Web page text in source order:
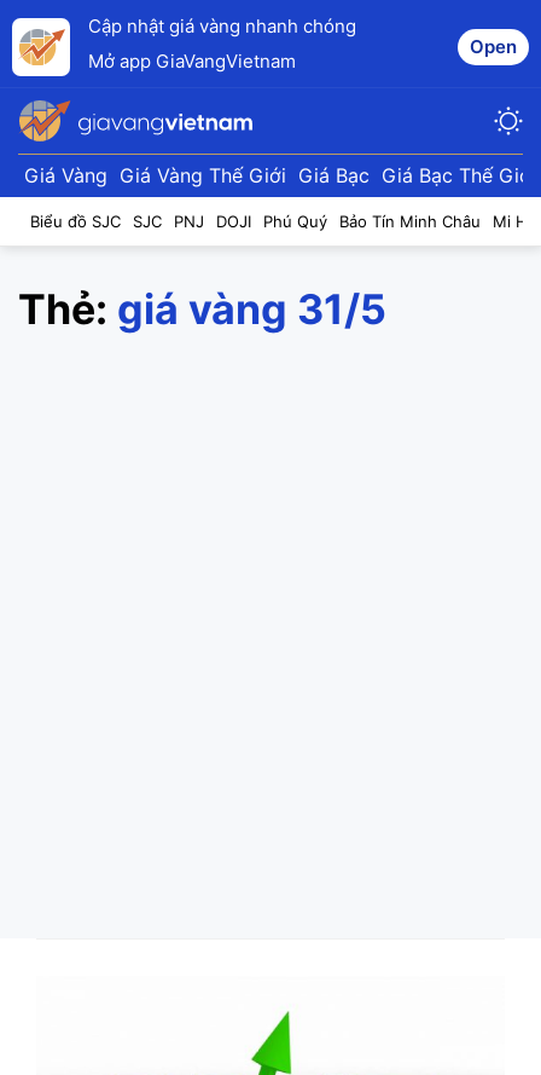
Cập nhật giá vàng nhanh chóng
Mở app GiaVangVietnam
Open
Giá Vàng Giá Vàng Thế Giới Giá Bạc Giá Bạc Thế Giới
Biểu đồ SJC SJC PNJ DOJI Phú Quý Bảo Tín Minh Châu Mi
Thẻ: giá vàng 31/5